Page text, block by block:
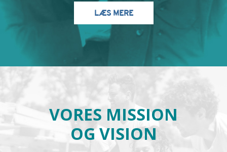
LÆS MERE
VORES MISSION
OG VISION